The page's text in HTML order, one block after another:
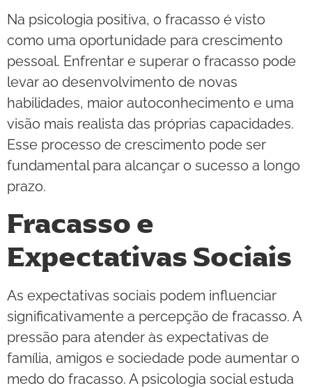
Na psicologia positiva, o fracasso é visto
como uma oportunidade para crescimento
pessoal. Enfrentar e superar o fracasso pode
levar ao desenvolvimento de novas
habilidades, maior autoconhecimento e uma
visão mais realista das próprias capacidades.
Esse processo de crescimento pode ser
fundamental para alcançar o sucesso a longo
prazo.
Fracasso e
Expectativas Sociais
As expectativas sociais podem influenciar
significativamente a percepção de fracasso. A
pressão para atender às expectativas de
família, amigos e sociedade pode aumentar o
medo do fracasso. A psicologia social estuda